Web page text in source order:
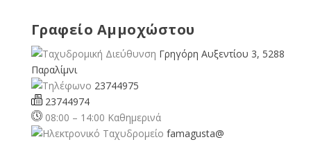
Γραφείο Αμμοχώστου
Γρηγόρη Αυξεντίου 3, 5288
Παραλίμνι
23744975
23744974
08:00 – 14:00 Καθημερινά
famagusta@